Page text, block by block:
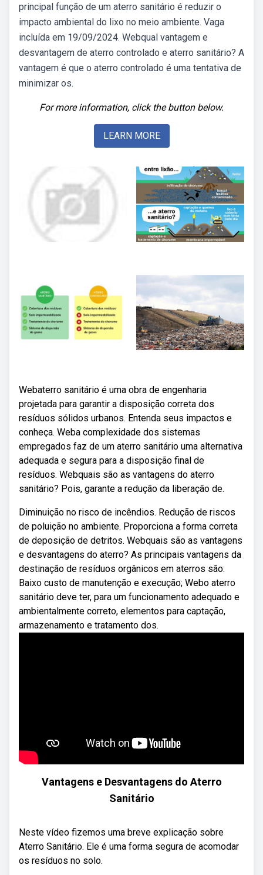
principal função de um aterro sanitário é reduzir o
impacto ambiental do lixo no meio ambiente. Vaga
incluída em 19/09/2024. Webqual vantagem e
desvantagem de aterro controlado e aterro sanitário? A
vantagem é que o aterro controlado é uma tentativa de
minimizar os.
For more information, click the button below.
LEARN MORE
Webaterro sanitário é uma obra de engenharia
projetada para garantir a disposição correta dos
resíduos sólidos urbanos. Entenda seus impactos e
conheça. Weba complexidade dos sistemas
empregados faz de um aterro sanitário uma alternativa
adequada e segura para a disposição final de
resíduos. Webquais são as vantagens do aterro
sanitário? Pois, garante a redução da liberação de.
Diminuição no risco de incêndios. Redução de riscos
de poluição no ambiente. Proporciona a forma correta
de deposição de detritos. Webquais são as vantagens
e desvantagens do aterro? As principais vantagens da
destinação de resíduos orgânicos em aterros são:
Baixo custo de manutenção e execução; Webo aterro
sanitário deve ter, para um funcionamento adequado e
ambientalmente correto, elementos para captação,
armazenamento e tratamento dos.
Vantagens e Desvantagens do Aterro
Sanitário
Neste vídeo fizemos uma breve explicação sobre
Aterro Sanitário. Ele é uma forma segura de acomodar
os resíduos no solo.